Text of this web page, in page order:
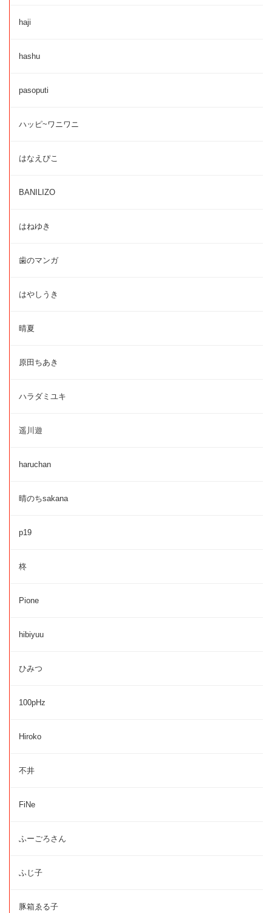
haji
hashu
pasoputi
ハッピ~ワニワニ
はなえぴこ
BANILIZO
はねゆき
歯のマンガ
はやしうき
晴夏
原田ちあき
ハラダミユキ
遥川遊
haruchan
晴のちsakana
p19
柊
Pione
hibiyuu
ひみつ
100pHz
Hiroko
不井
FiNe
ふーごろさん
ふじ子
豚箱ゑる子